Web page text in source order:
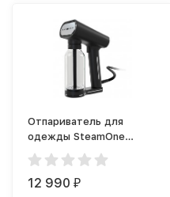
Отпариватель для
одежды SteamOne
EUXL400B
12 990₽